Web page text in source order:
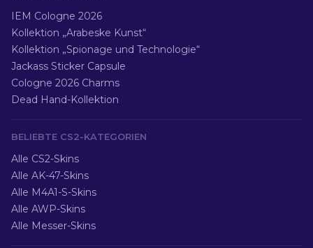
IEM Cologne 2026
Kollektion „Arabeske Kunst“
Kollektion „Spionage und Technologie“
Jackass Sticker Capsule
Cologne 2026 Charms
Dead Hand-Kollektion
BELIEBTE CS2-KATEGORIEN
Alle CS2-Skins
Alle AK-47-Skins
Alle M4A1-S-Skins
Alle AWP-Skins
Alle Messer-Skins